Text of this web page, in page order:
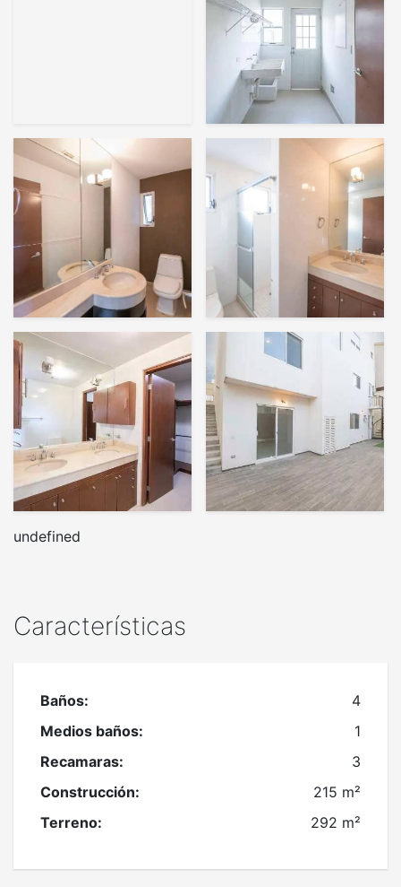
Características
Baños:
4
Medios baños:
1
Recamaras:
3
Construcción:
215 m²
Terreno:
292 m²
undefined